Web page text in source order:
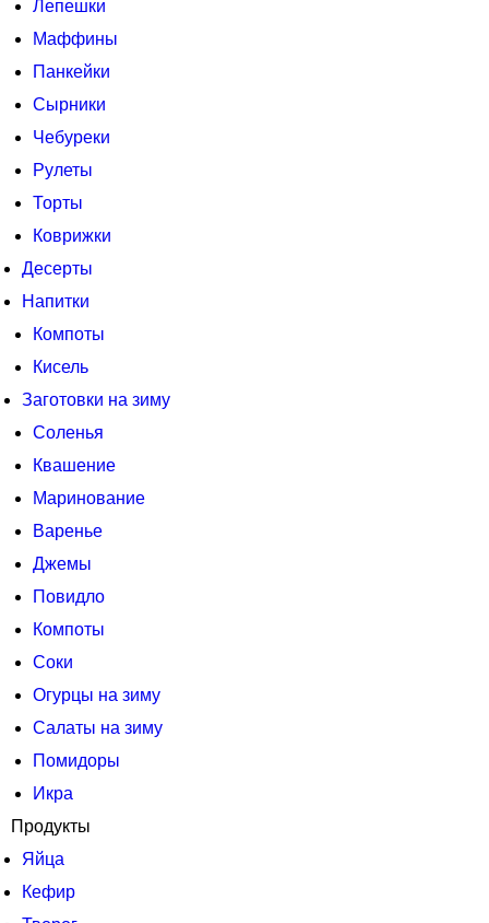
Лепешки
Маффины
Панкейки
Сырники
Чебуреки
Рулеты
Торты
Коврижки
Десерты
Напитки
Компоты
Кисель
Заготовки на зиму
Соленья
Квашение
Маринование
Варенье
Джемы
Повидло
Компоты
Соки
Огурцы на зиму
Салаты на зиму
Помидоры
Икра
Продукты
Яйца
Кефир